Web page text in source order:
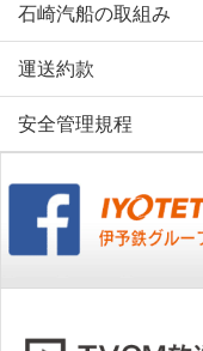
石崎汽船の取組み
運送約款
安全管理規程